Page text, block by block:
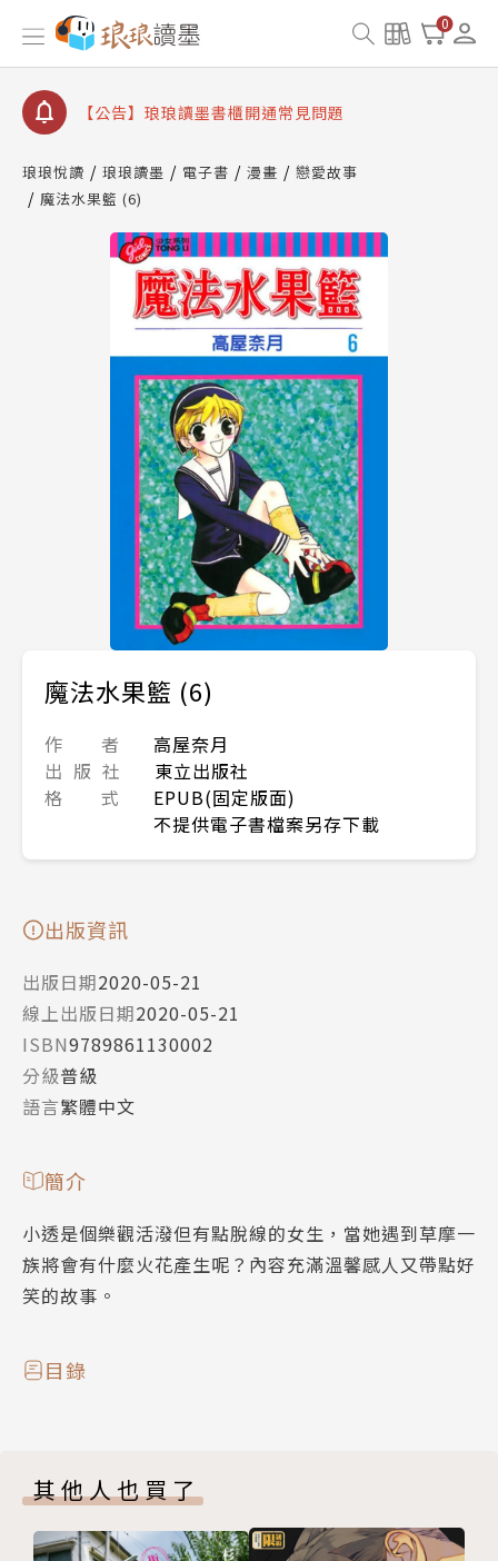
0
【公告】琅琅書店服務升級重要說明及資產合併結果
查詢
【公告】琅琅讀墨數位閱讀資產合併與書櫃開通申請
【公告】琅琅讀墨書櫃開通常見問題
請圖文教學
【公告】琅琅書店服務升級重要說明及資產合併結果
查詢
【公告】琅琅讀墨數位閱讀資產合併與書櫃開通申請
琅琅悅讀 琅琅讀墨 電子書 漫畫
戀愛故事
魔法水果籃 (6)
魔法水果籃 (6)
作 者
高屋奈月
出 版 社
東立出版社
格 式
EPUB(固定版面)
不提供電子書檔案另存下載
出版資訊
出版日期2020-05-21
線上出版日期2020-05-21
ISBN9789861130002
分級普級
語言繁體中文
簡介
小透是個樂觀活潑但有點脫線的女生，當她遇到草摩一
族將會有什麼火花產生呢？內容充滿溫馨感人又帶點好
笑的故事。
目錄
其他人也買了